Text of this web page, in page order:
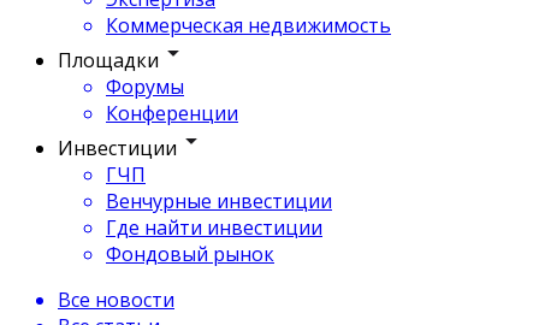
Коммерческая недвижимость
Площадки
Форумы
Конференции
Инвестиции
ГЧП
Венчурные инвестиции
Где найти инвестиции
Фондовый рынок
Все новости